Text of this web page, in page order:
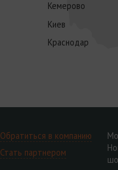
Кемерово
Киев
Краснодар
Обратиться в компанию
Стать партнером